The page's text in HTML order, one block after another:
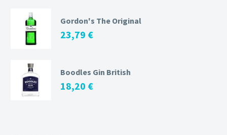
Gordon's The Original
23,79 €
Boodles Gin British
18,20 €